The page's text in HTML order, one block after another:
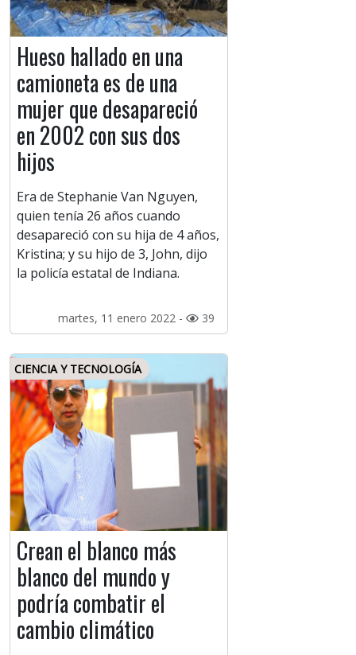
Hueso hallado en una
camioneta es de una
mujer que desapareció
en 2002 con sus dos
hijos
Era de Stephanie Van Nguyen,
quien tenía 26 años cuando
desapareció con su hija de 4 años,
Kristina; y su hijo de 3, John, dijo
la policía estatal de Indiana.
martes, 11 enero 2022 - 39
CIENCIA Y TECNOLOGÍA
Crean el blanco más
blanco del mundo y
podría combatir el
cambio climático